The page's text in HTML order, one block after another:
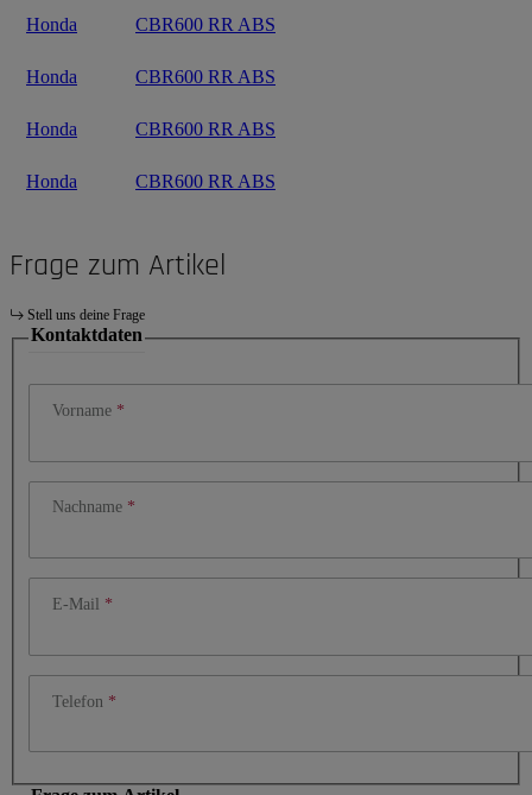
Honda CBR600 RR ABS
Honda CBR600 RR ABS
Honda CBR600 RR ABS
Honda CBR600 RR ABS
Frage zum Artikel
Stell uns deine Frage
Kontaktdaten
Vorname
Nachname
E-Mail
Telefon